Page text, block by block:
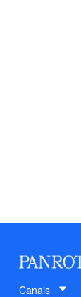
Canais